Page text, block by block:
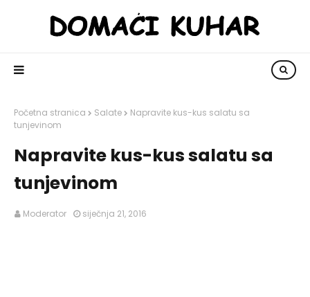
Početna stranica Salate
Napravite kus-kus salatu sa
tunjevinom
Napravite kus-kus salatu sa
tunjevinom
Moderator siječnja 21, 2016